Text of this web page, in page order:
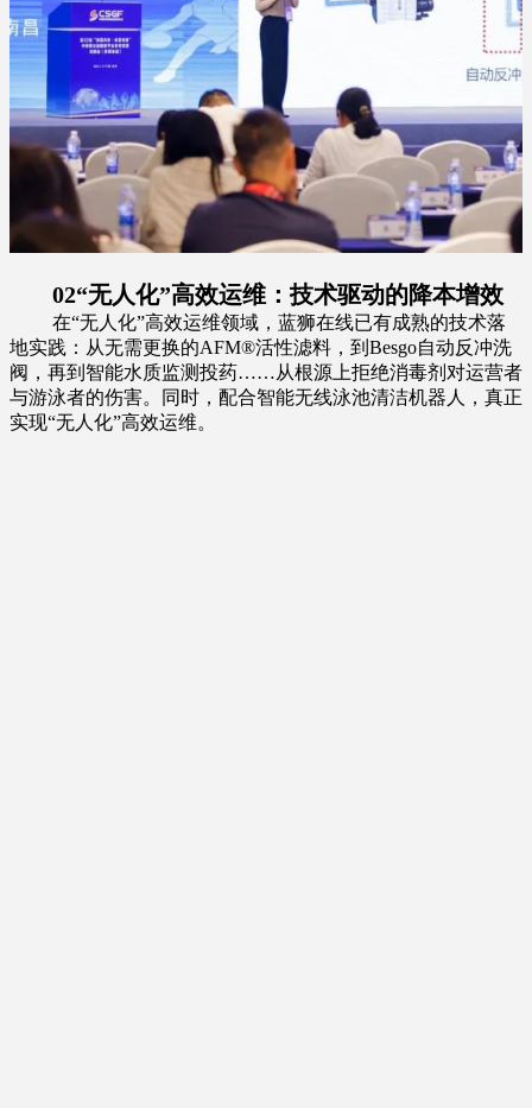
02“无人化”高效运维：技术驱动的降本增效
在“无人化”高效运维领域，蓝狮在线已有成熟的技术落
地实践：从无需更换的AFM®活性滤料，到Besgo自动反冲洗
阀，再到智能水质监测投药……从根源上拒绝消毒剂对运营者
与游泳者的伤害。同时，配合智能无线泳池清洁机器人，真正
实现“无人化”高效运维。